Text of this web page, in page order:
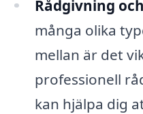
Rådgivning
många olika
mellan är det
professionell
kan hjälpa dig